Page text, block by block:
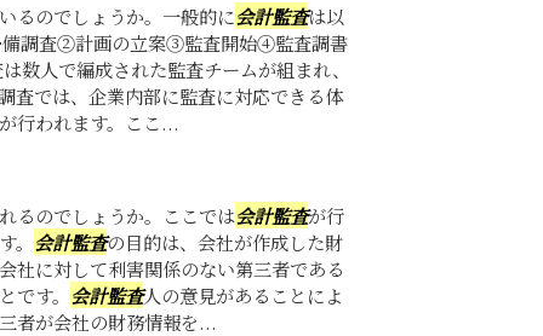
るのでしょうか。一般的に会計監査は以
調査②計画の立案③監査開始④監査調書
数人で編成された監査チームが組まれ、
査では、企業内部に監査に対応できる体
行われます。ここ...
るのでしょうか。ここでは会計監査が行
会計監査の目的は、会社が作成した財
社に対して利害関係のない第三者である
です。 会計監査人の意見があることによ
者が会社の財務情報を...